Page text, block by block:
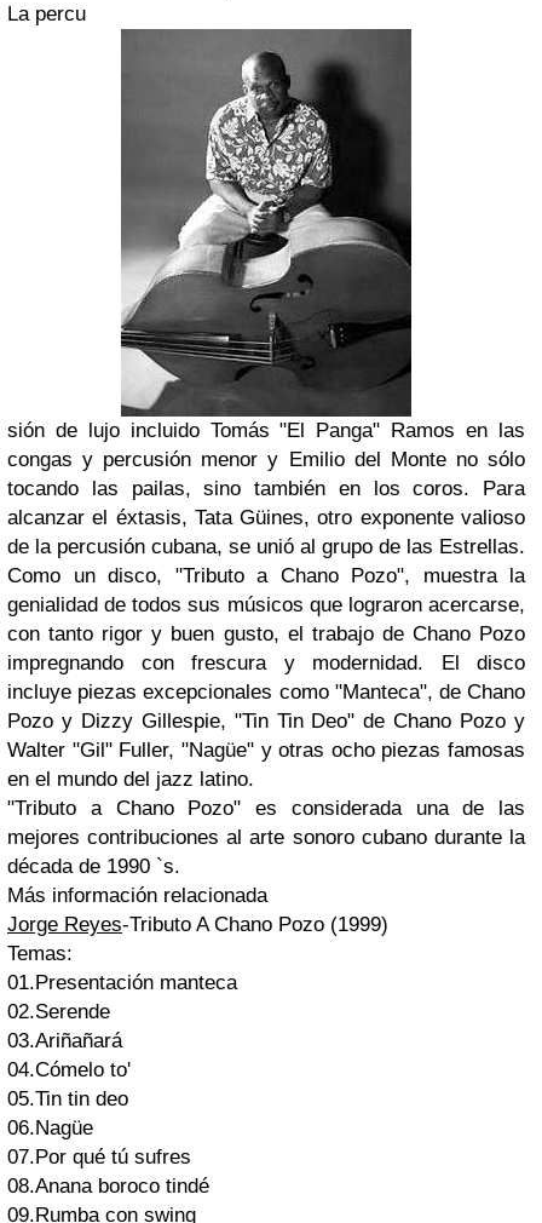
La percu
sión de lujo incluido Tomás "El Panga" Ramos en las
congas y percusión menor y Emilio del Monte no sólo
tocando las pailas, sino también en los coros. Para
alcanzar el éxtasis, Tata Güines, otro exponente valioso
de la percusión cubana, se unió al grupo de las Estrellas.
Como un disco, "Tributo a Chano Pozo", muestra la
genialidad de todos sus músicos que lograron acercarse,
con tanto rigor y buen gusto, el trabajo de Chano Pozo
impregnando con frescura y modernidad. El disco
incluye piezas excepcionales como "Manteca", de Chano
Pozo y Dizzy Gillespie, "Tin Tin Deo" de Chano Pozo y
Walter "Gil" Fuller, "Nagüe" y otras ocho piezas famosas
en el mundo del jazz latino.
"Tributo a Chano Pozo" es considerada una de las
mejores contribuciones al arte sonoro cubano durante la
década de 1990 `s.
Más información relacionada
Jorge Reyes-Tributo A Chano Pozo (1999)
Temas:
01.Presentación manteca
02.Serende
03.Ariñañará
04.Cómelo to'
05.Tin tin deo
06.Nagüe
07.Por qué tú sufres
08.Anana boroco tindé
09.Rumba con swing